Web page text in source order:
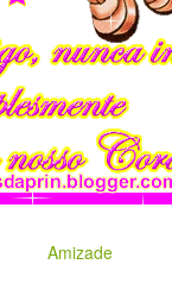
Amizade